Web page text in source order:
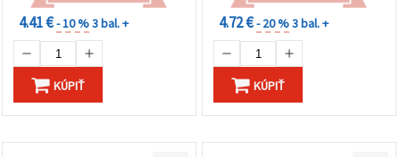
4.41 €- 10 %3 bal. +
KÚPIŤ
4.72 €- 20 %3 bal. +
KÚPIŤ